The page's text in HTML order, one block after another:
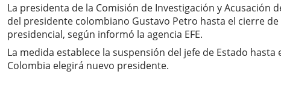
La presidenta de la Comisión de Investigación y Acusación
del presidente colombiano Gustavo Petro hasta el cierre
presidencial, según informó la agencia EFE.
La medida establece la suspensión del jefe de Estado
Colombia elegirá nuevo presidente.